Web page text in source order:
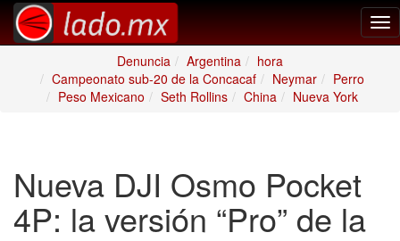
Denuncia
Argentina
hora
Campeonato sub-20 de la Concacaf
Neymar
Perro
Peso Mexicano
Seth Rollins China Nueva York
Nueva DJI Osmo Pocket
4P: la versión “Pro” de la